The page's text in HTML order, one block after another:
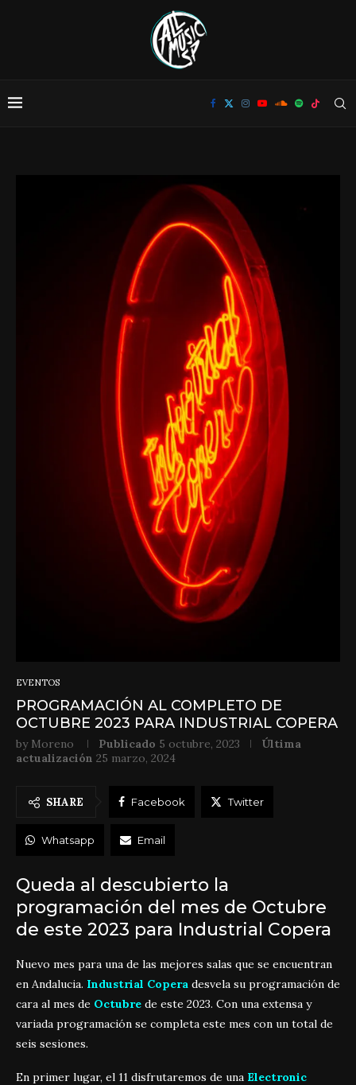
EVENTOS
PROGRAMACIÓN AL COMPLETO DE
OCTUBRE 2023 PARA INDUSTRIAL COPERA
by Moreno Publicado 5 octubre, 2023
Última
actualización 25 marzo, 2024
SHARE Facebook Twitter
Whatsapp Email
Queda al descubierto la
programación del mes de Octubre
de este 2023 para Industrial Copera
Nuevo mes para una de las mejores salas que se encuentran
en Andalucia. Industrial Copera desvela su programación de
cara al mes de Octubre de este 2023. Con una extensa y
variada programación se completa este mes con un total de
seis sesiones.
En primer lugar, el 11 disfrutaremos de una Electronic